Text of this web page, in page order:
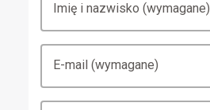
Imię i nazwisko (wymagane)
E-mail (wymagane)